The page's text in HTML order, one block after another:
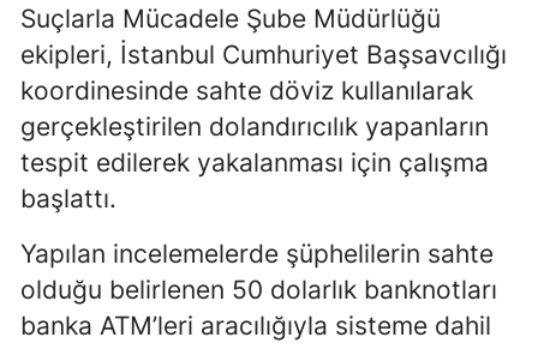
Eskişehir
Gaziantep
Giresun
Gümüşhane
Hatay
Isparta
Suçlarla Mücadele Şube Müdürlüğü
ekipleri, İstanbul Cumhuriyet Başsavcılığı
koordinesinde sahte döviz kullanılarak
gerçekleştirilen dolandırıcılık yapanların
tespit edilerek yakalanması için çalışma
başlattı.
Yapılan incelemelerde şüphelilerin sahte
olduğu belirlenen 50 dolarlık banknotları
banka ATM’leri aracılığıyla sisteme dahil